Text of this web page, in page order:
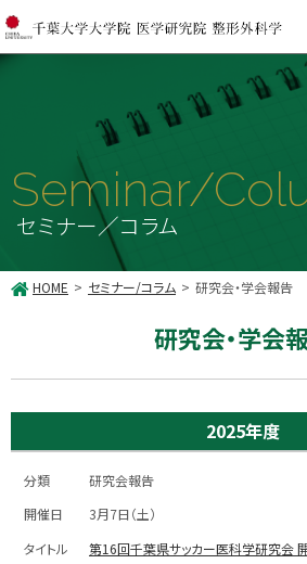
Seminar/
セミナー／コラム
HOME セミナー/コラム 研究会・学会報告
研究会・学会
2025年度
研究会報告
3月7日（土）
第16回千葉県サッカー医科学研究会